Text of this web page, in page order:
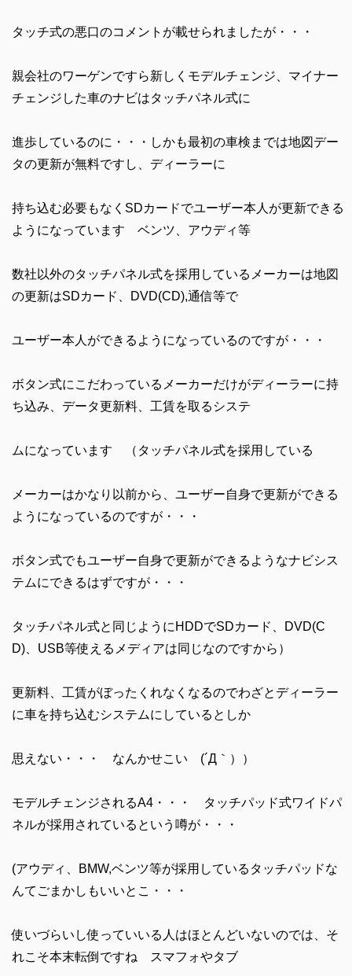
タッチ式の悪口のコメントが載せられましたが・・・
親会社のワーゲンですら新しくモデルチェンジ、マイナー
チェンジした車のナビはタッチパネル式に
進歩しているのに・・・しかも最初の車検までは地図デー
タの更新が無料ですし、ディーラーに
持ち込む必要もなくSDカードでユーザー本人が更新できる
ようになっています ベンツ、アウディ等
数社以外のタッチパネル式を採用しているメーカーは地図
の更新はSDカード、DVD(CD),通信等で
ユーザー本人ができるようになっているのですが・・・
ボタン式にこだわっているメーカーだけがディーラーに持
ち込み、データ更新料、工賃を取るシステ
ムになっています （タッチパネル式を採用している
メーカーはかなり以前から、ユーザー自身で更新ができる
ようになっているのですが・・・
ボタン式でもユーザー自身で更新ができるようなナビシス
テムにできるはずですが・・・
タッチパネル式と同じようにHDDでSDカード、DVD(C
D)、USB等使えるメディアは同じなのですから）
更新料、工賃がぼったくれなくなるのでわざとディーラー
に車を持ち込むシステムにしているとしか
思えない・・・ なんかせこい (´Д｀））
モデルチェンジされるA4・・・ タッチパッド式ワイドパ
ネルが採用されているという噂が・・・
(アウディ、BMW,ベンツ等が採用しているタッチパッドな
んてごまかしもいいとこ・・・
使いづらいし使っていいる人はほとんどいないのでは、そ
れこそ本末転倒ですね スマフォやタブ